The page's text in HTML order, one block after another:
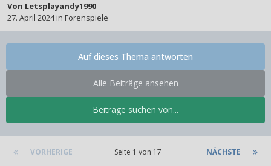
Von Letsplayandy1990
27. April 2024in Forenspiele
Beiträge suchen von...
Alle Beiträge ansehen
Auf dieses Thema antworten
VORHERIGE NÄCHSTE
Seite 1 von 17